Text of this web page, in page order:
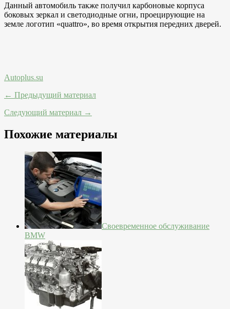
Данный автомобиль также получил карбоновые корпуса
боковых зеркал и светодиодные огни, проецирующие на
земле логотип «quattro», во время открытия передних дверей.
Autoplus.su
← Предыдущий материал
Следующий материал →
Похожие материалы
Своевременное обслуживание
BMW